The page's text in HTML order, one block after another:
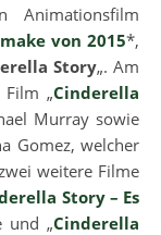
Animationsfilm
von 2015*,
Story„. Am
„Cinderella
Murray sowie
Gomez, welcher
weitere Filme
Story – Es
und „Cinderella